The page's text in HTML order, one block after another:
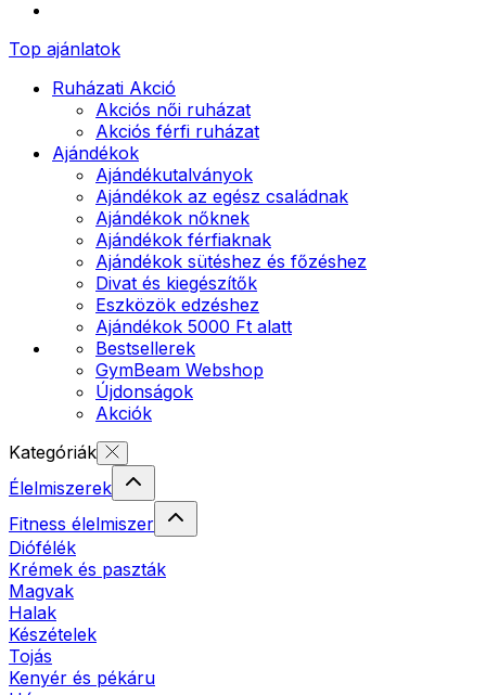
Top ajánlatok
Ruházati Akció
Akciós női ruházat
Akciós férfi ruházat
Ajándékok
Ajándékutalványok
Ajándékok az egész családnak
Ajándékok nőknek
Ajándékok férfiaknak
Ajándékok sütéshez és főzéshez
Divat és kiegészítők
Eszközök edzéshez
Ajándékok 5000 Ft alatt
Bestsellerek
GymBeam Webshop
Újdonságok
Akciók
Kategóriák
Élelmiszerek
Fitness élelmiszer
Diófélék
Krémek és paszták
Magvak
Halak
Készételek
Tojás
Kenyér és pékáru